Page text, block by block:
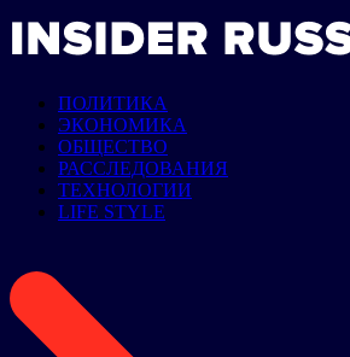
ПОЛИТИКА
ЭКОНОМИКА
ОБЩЕСТВО
РАССЛЕДОВАНИЯ
ТЕХНОЛОГИИ
LIFE STYLE